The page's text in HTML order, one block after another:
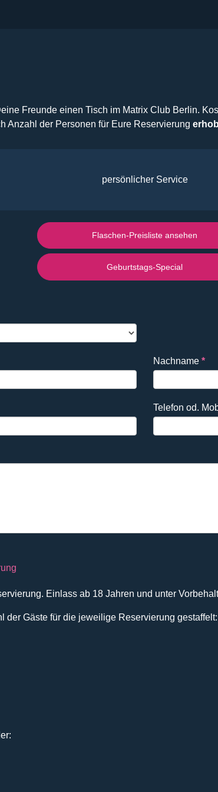
Freunde einen Tisch im Matrix Club Berlin.
Anzahl der Personen für Eure Reservierung
persönlicher Service
Flaschen-Preisliste ansehen
Geburtstags-Special
Nachname *
Telefon od.
Einlass ab 18 Jahren und unter
der Gäste für die jeweilige Reservierung gestaffelt: